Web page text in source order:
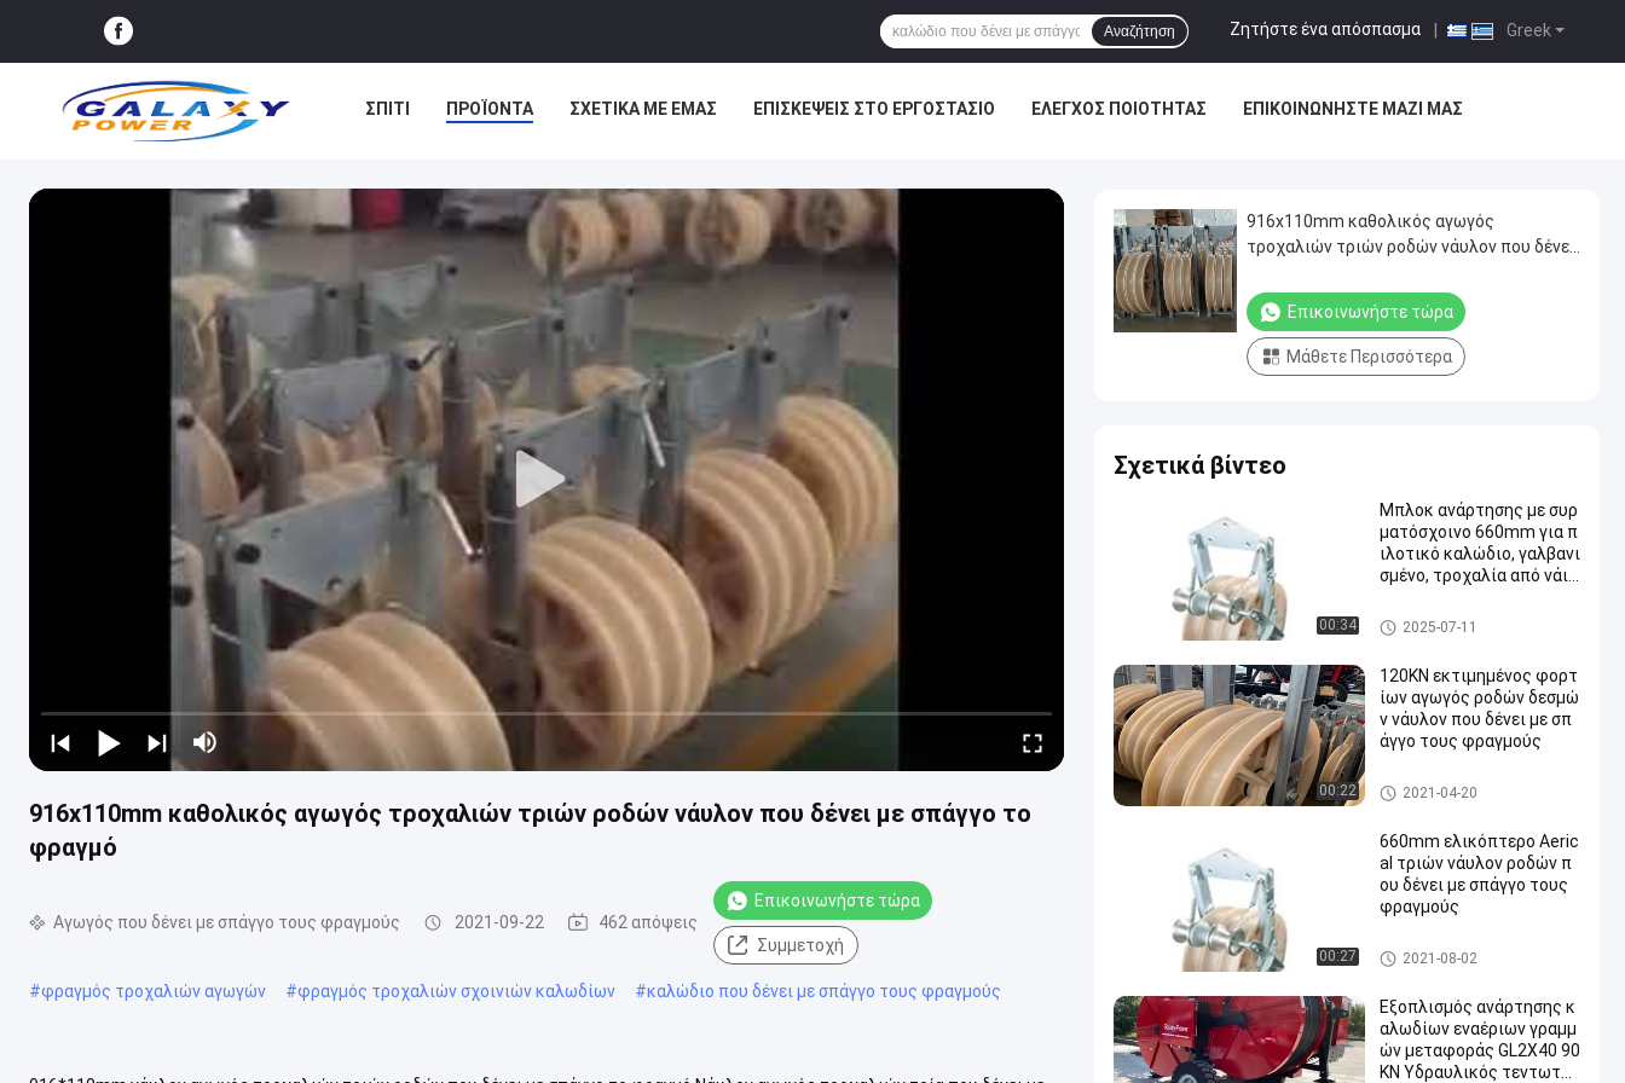
Greek
Ζητήστε ένα απόσπασμα
Αναζήτηση
ΣΠΊΤΙ ΠΡΟΪΌΝΤΑ ΣΧΕΤΙΚΆ ΜΕ ΕΜΆΣ ΕΠΙΣΚΈΨΕΙΣ ΣΤΟ ΕΡΓΟΣΤΆΣΙΟ ΈΛΕΓΧΟΣ ΠΟΙΌΤΗΤΑΣ ΕΠΙΚΟΙΝΩΝΉΣΤΕ ΜΑΖΊ ΜΑΣ
916x110mm καθολικός αγωγός τροχαλιών τριών ροδών νάυλον που δένει με σπάγγο το
φραγμό
Αγωγός που δένει με σπάγγο τους φραγμούς 2021-09-22 462 απόψεις
Επικοινωνήστε τώρα
Συμμετοχή
#φραγμός τροχαλιών αγωγών #φραγμός τροχαλιών σχοινιών καλωδίων #καλώδιο που δένει με σπάγγο τους φραγμούς
916x110mm καθολικός αγωγός
τροχαλιών τριών ροδών νάυλον που δένει
Επικοινωνήστε τώρα
Μάθετε Περισσότερα
Σχετικά βίντεο
00:34
Μπλοκ ανάρτησης με συρ
ματόσχοινο 660mm για π
ιλοτικό καλώδιο, γαλβανι
σμένο, τροχαλία από νάιλ
Αγωγός που δένει με σπάγγο
τους φραγμούς
2025-07-11
00:22
120KN εκτιμημένος φορτ
ίων αγωγός ροδών δεσμώ
ν νάυλον που δένει με σπ
άγγο τους φραγμούς
Αγωγός που δένει με σπάγγο
τους φραγμούς
2021-04-20
00:27
660mm ελικόπτερο Aeric
al τριών νάυλον ροδών π
ου δένει με σπάγγο τους
φραγμούς
Αγωγός που δένει με σπάγγο
τους φραγμούς
2021-08-02
Εξοπλισμός ανάρτησης κ
αλωδίων εναέριων γραμμ
ών μεταφοράς GL2X40 90
KN Υδραυλικός τεντωτήρ